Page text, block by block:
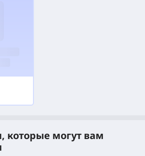
которые могут вам